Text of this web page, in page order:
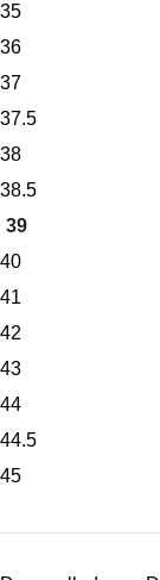
35
36
37
37.5
38
38.5
39
40
41
42
43
44
44.5
45